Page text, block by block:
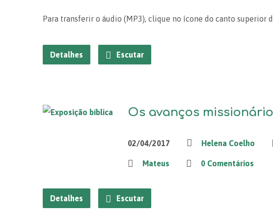
Para transferir o áudio (MP3), clique no ícone do canto superior
Detalhes Escutar
Os avanços
02/04/2017 Helena Coelho
Mateus 0 Comentários
Detalhes Escutar